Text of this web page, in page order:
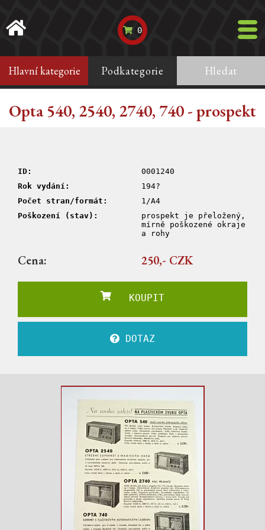
0
Hlavní kategorie Podkategorie Hledat
Opta 540, 2540, 2740, 740 - prospekt
ID:
0001240
Rok vydání:
194?
Počet stran/formát:
1/A4
Poškození (stav):
prospekt je přeložený,
mírně poškozené okraje
a rohy
Cena: 250,- CZK
KOUPIT
DOTAZ